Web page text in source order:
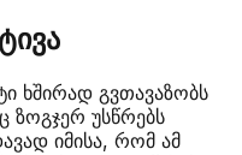
ხშირად გვთავაზობს
უსწრებს
იმისა, რომ ამ